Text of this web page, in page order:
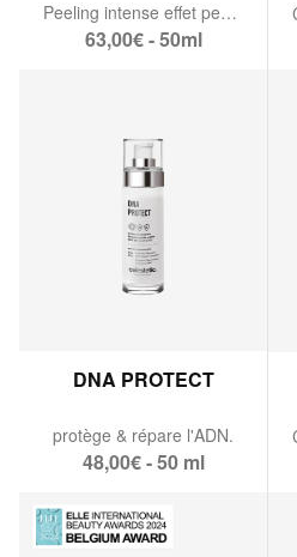
Peeling intense effet peau neuve
63,00€ - 50ml
DNA PROTECT
protège & répare l'ADN.
48,00€ - 50 ml